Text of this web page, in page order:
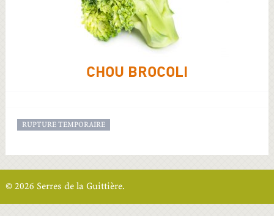
CHOU BROCOLI
RUPTURE TEMPORAIRE
© 2026 Serres de la Guittière.